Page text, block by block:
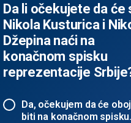
Da li očekujete da će
Nikola Kusturica i
Džepina naći na
konačnom spisku
reprezentacije
Da, očekujem da će
biti na konačnom spisku.